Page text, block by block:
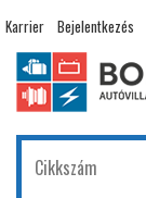
Karrier Bejelentkezés